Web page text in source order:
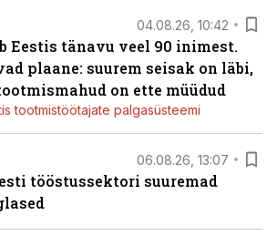
04.08.26, 10:42
Eestis tänavu veel 90 inimest.
plaane: suurem seisak on läbi,
on ette müüdud
tootmistöötajate palgasüsteemi
06.08.26, 13:07
tööstussektori suuremad